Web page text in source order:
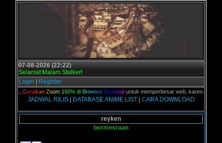
07-08-2026 (22:22)
Selamat Malam Stalker!
Login
Register
G unakan Zoom 150% di Browser D esktopuntuk memperbesar web, karena aslinya
JADWAL RILIS| DATABASE ANIME LIST| CARA DOWNLOAD
reyken
bermesraan